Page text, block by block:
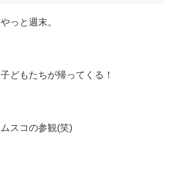
やっと週末。
子どもたちが帰ってくる！
ムスコの参観(笑)